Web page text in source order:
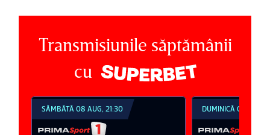
Transmisiunile săptămânii
cu
SÂMBĂTĂ 08 AUG, 21:30 DUMINICĂ 09 AUG,